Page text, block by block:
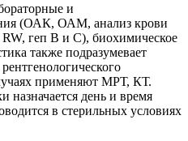
и
(ОАК, ОАМ, анализ крови
геп В и С), биохимическое
также подразумевает
применяют МРТ, КТ.
назначается день и время
в стерильных условиях